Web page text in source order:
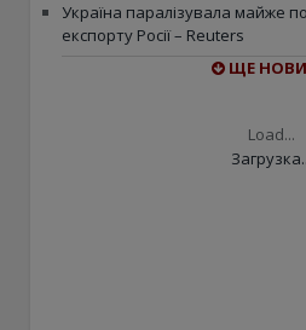
Україна паралізувала майже
експорту Росії – Reuters
ЩЕ
Load...